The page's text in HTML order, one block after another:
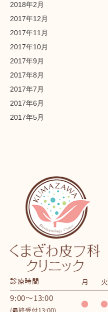
2018年2月
2017年12月
2017年11月
2017年10月
2017年9月
2017年8月
2017年7月
2017年6月
2017年5月
診療時間 月 火
9:00～13:00
● ●